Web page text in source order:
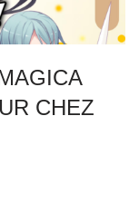
CHEZ